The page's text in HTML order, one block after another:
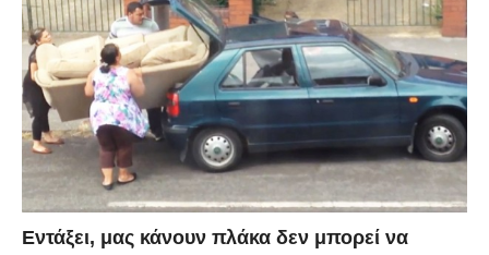
Εντάξει, μας κάνουν πλάκα δεν μπορεί να